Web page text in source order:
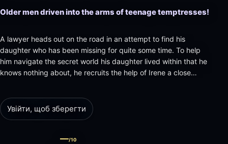
Older men driven into the arms of teenage temptresses!
A lawyer heads out on the road in an attempt to find his
daughter who has been missing for quite some time. To help
him navigate the secret world his daughter lived within that he
knows nothing about, he recruits the help of Irene a close
Увійти, щоб зберегти
—/10